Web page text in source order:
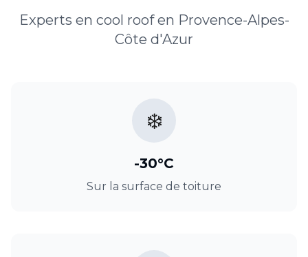
Experts en cool roofen Provence-Alpes-
Côte d'Azur
❄️
-30°C
Sur la surface de toiture